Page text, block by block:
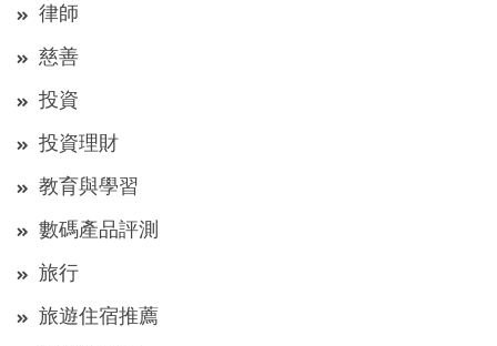
律師
慈善
投資
投資理財
教育與學習
數碼產品評測
旅行
旅遊住宿推薦